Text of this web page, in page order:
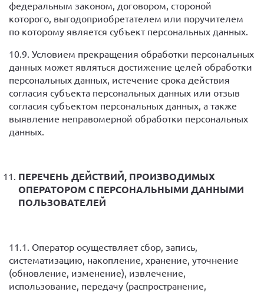
федеральным законом, договором, стороной
которого, выгодоприобретателем или поручителем
по которому является субъект персональных данных.
10.9. Условием прекращения обработки персональных
данных может являться достижение целей обработки
персональных данных, истечение срока действия
согласия субъекта персональных данных или отзыв
согласия субъектом персональных данных, а также
выявление неправомерной обработки персональных
данных.
ПЕРЕЧЕНЬ ДЕЙСТВИЙ, ПРОИЗВОДИМЫХ
ОПЕРАТОРОМ С ПЕРСОНАЛЬНЫМИ ДАННЫМИ
ПОЛЬЗОВАТЕЛЕЙ
11.1. Оператор осуществляет сбор, запись,
систематизацию, накопление, хранение, уточнение
(обновление, изменение), извлечение,
использование, передачу (распространение,